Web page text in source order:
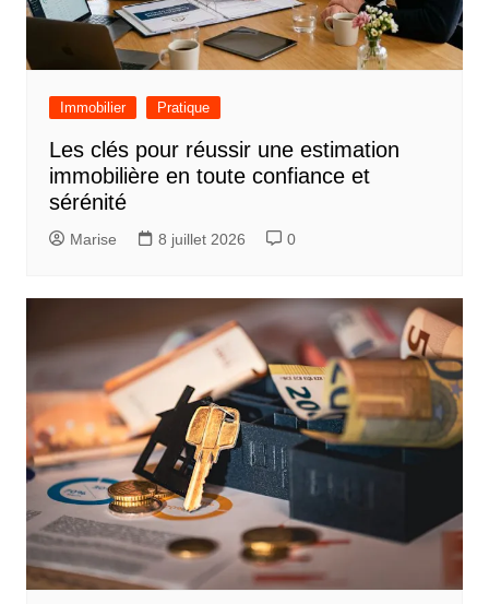
Immobilier Pratique
Les clés pour réussir une estimation
immobilière en toute confiance et
sérénité
Marise 8 juillet 2026 0